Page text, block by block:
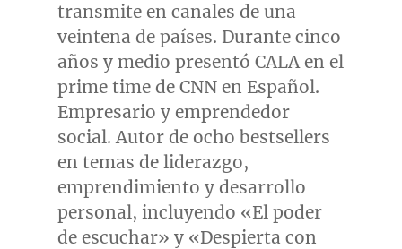
transmite en canales de una
veintena de países. Durante cinco
años y medio presentó CALA en el
prime time de CNN en Español.
Empresario y emprendedor
social.Autor deocho bestsellers
en temas de liderazgo,
emprendimiento y desarrollo
personal, incluyendo «El poder
de escuchar» y «Despierta con